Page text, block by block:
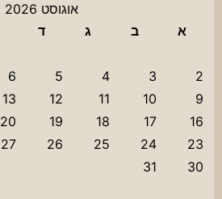
אוגוסט 2026
א
ב ג ד
2
3
4
5
6
9
10
11
12
13
16
17
18
19
20
23
24
25
26
27
30
31